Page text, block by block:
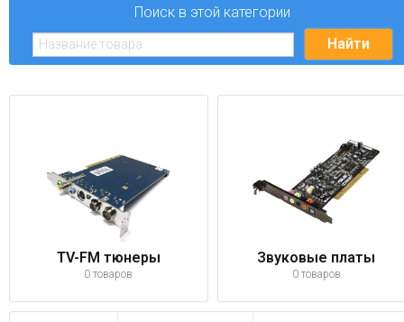
Поиск в этой категории
TV-FM тюнеры
0 товаров
Звуковые платы
0 товаров